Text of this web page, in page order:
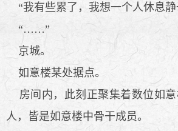
“我有些累了，我想一个人休息静
“……”
京城。
如意楼某处据点。
房间内，此刻正聚集着数位如意
人，皆是如意楼中骨干成员。